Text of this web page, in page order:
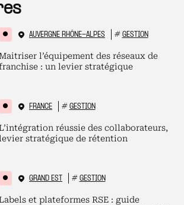
AUVERGNE RHÔNE-ALPES # GESTION
l’équipement des réseaux de
: un levier stratégique
FRANCE # GESTION
réussie des collaborateurs,
stratégique de rétention
GRAND EST # GESTION
et plateformes RSE : guide